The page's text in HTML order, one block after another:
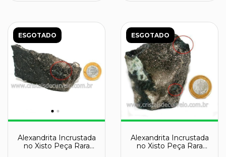
ESGOTADO
Alexandrita Incrustada
no Xisto Peça Rara
ESGOTADO
Alexandrita Incrustada
no Xisto Peça Rara